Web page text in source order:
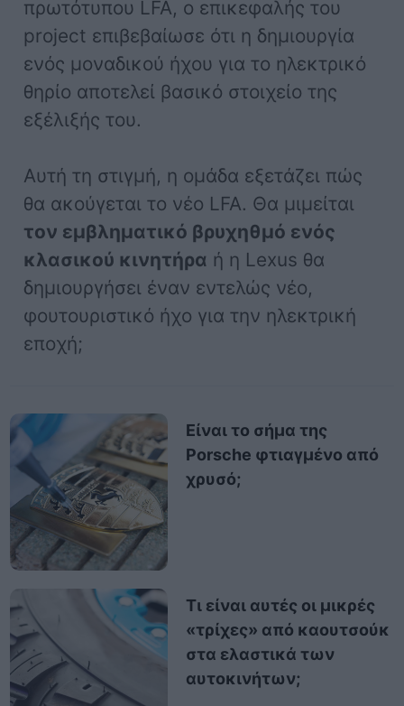
πρωτότυπου LFA, ο επικεφαλής του
project επιβεβαίωσε ότι η δημιουργία
ενός μοναδικού ήχου για το ηλεκτρικό
θηρίο αποτελεί βασικό στοιχείο της
εξέλιξής του.
Αυτή τη στιγμή, η ομάδα εξετάζει πώς
θα ακούγεται το νέο LFA. Θα μιμείται
τον εμβληματικό βρυχηθμό ενός
κλασικού κινητήρα ή η Lexus θα
δημιουργήσει έναν εντελώς νέο,
φουτουριστικό ήχο για την ηλεκτρική
εποχή;
Είναι το σήμα της
Porsche φτιαγμένο από
χρυσό;
Τι είναι αυτές οι μικρές
«τρίχες» από καουτσούκ
στα ελαστικά των
αυτοκινήτων;